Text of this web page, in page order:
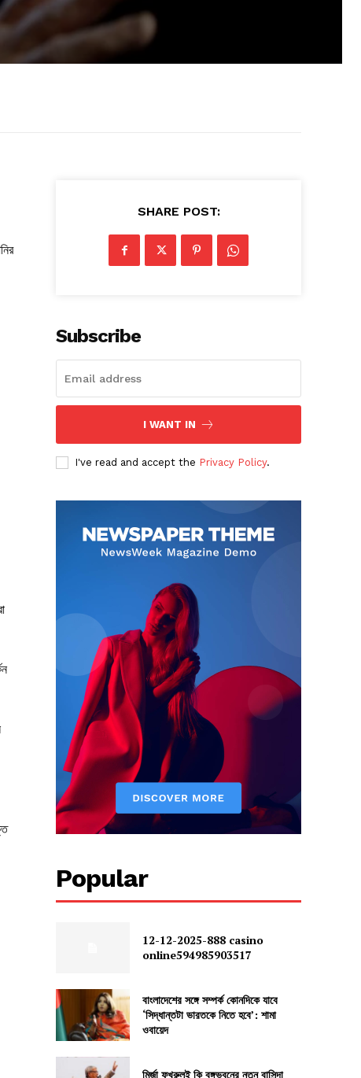
SHARE POST:
Subscribe
I WANT IN
I've read and accept the Privacy Policy.
Popular
12-12-2025-888 casino
online594985903517
বাংলাদেশের সঙ্গে সম্পর্ক কোনদিকে যাবে
‘সিদ্ধান্তটা ভারতকে নিতে হবে’: শামা
ওবায়েদ
মির্জা ফখরুলই কি বঙ্গভবনের নতুন বাসিন্দা